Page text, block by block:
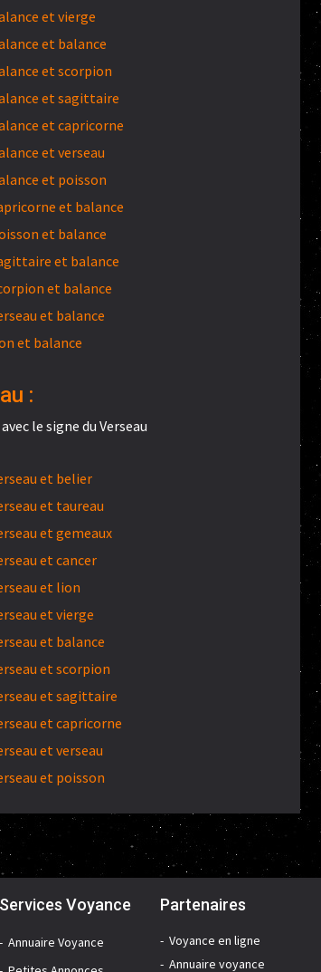
et vierge
et balance
et scorpion
et sagittaire
et capricorne
et verseau
et poisson
et balance
et balance
et balance
et balance
et balance
et balance
:
le signe du Verseau
et belier
et taureau
et gemeaux
et cancer
et lion
et vierge
et balance
et scorpion
et sagittaire
et capricorne
et verseau
et poisson
Services Voyance
Annuaire Voyance
Partenaires
Voyance en ligne
Annuaire voyance